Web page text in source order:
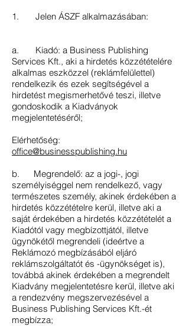
1. Jelen ÁSZF alkalmazásában:
a. Kiadó: a Business Publishing
Services Kft., aki a hirdetés közzétételére
alkalmas eszközzel (reklámfelülettel)
rendelkezik és ezek segítségével a
hirdetést megismerhetővé teszi, illetve
gondoskodik a Kiadványok
megjelentetéséről;
Elérhetőség:
office@businesspublishing.hu
b. Megrendelő: az a jogi-, jogi
személyiséggel nem rendelkező, vagy
természetes személy, akinek érdekében a
hirdetés közzétételre kerül, illetve aki a
saját érdekében a hirdetés közzétételét a
Kiadótól vagy megbízottjától, illetve
ügynökétől megrendeli (ideértve a
Reklámozó megbízásából eljáró
reklámszolgáltatót és -ügynökséget is),
továbbá akinek érdekében a megrendelt
Kiadvány megjelentetésre kerül, illetve aki
a rendezvény megszervezésével a
Business Publishing Services Kft.-ét
megbízza;